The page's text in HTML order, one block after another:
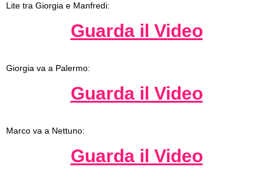
Lite tra Giorgia e Manfredi:
Guarda il Video
Giorgia va a Palermo:
Guarda il Video
Marco va a Nettuno:
Guarda il Video